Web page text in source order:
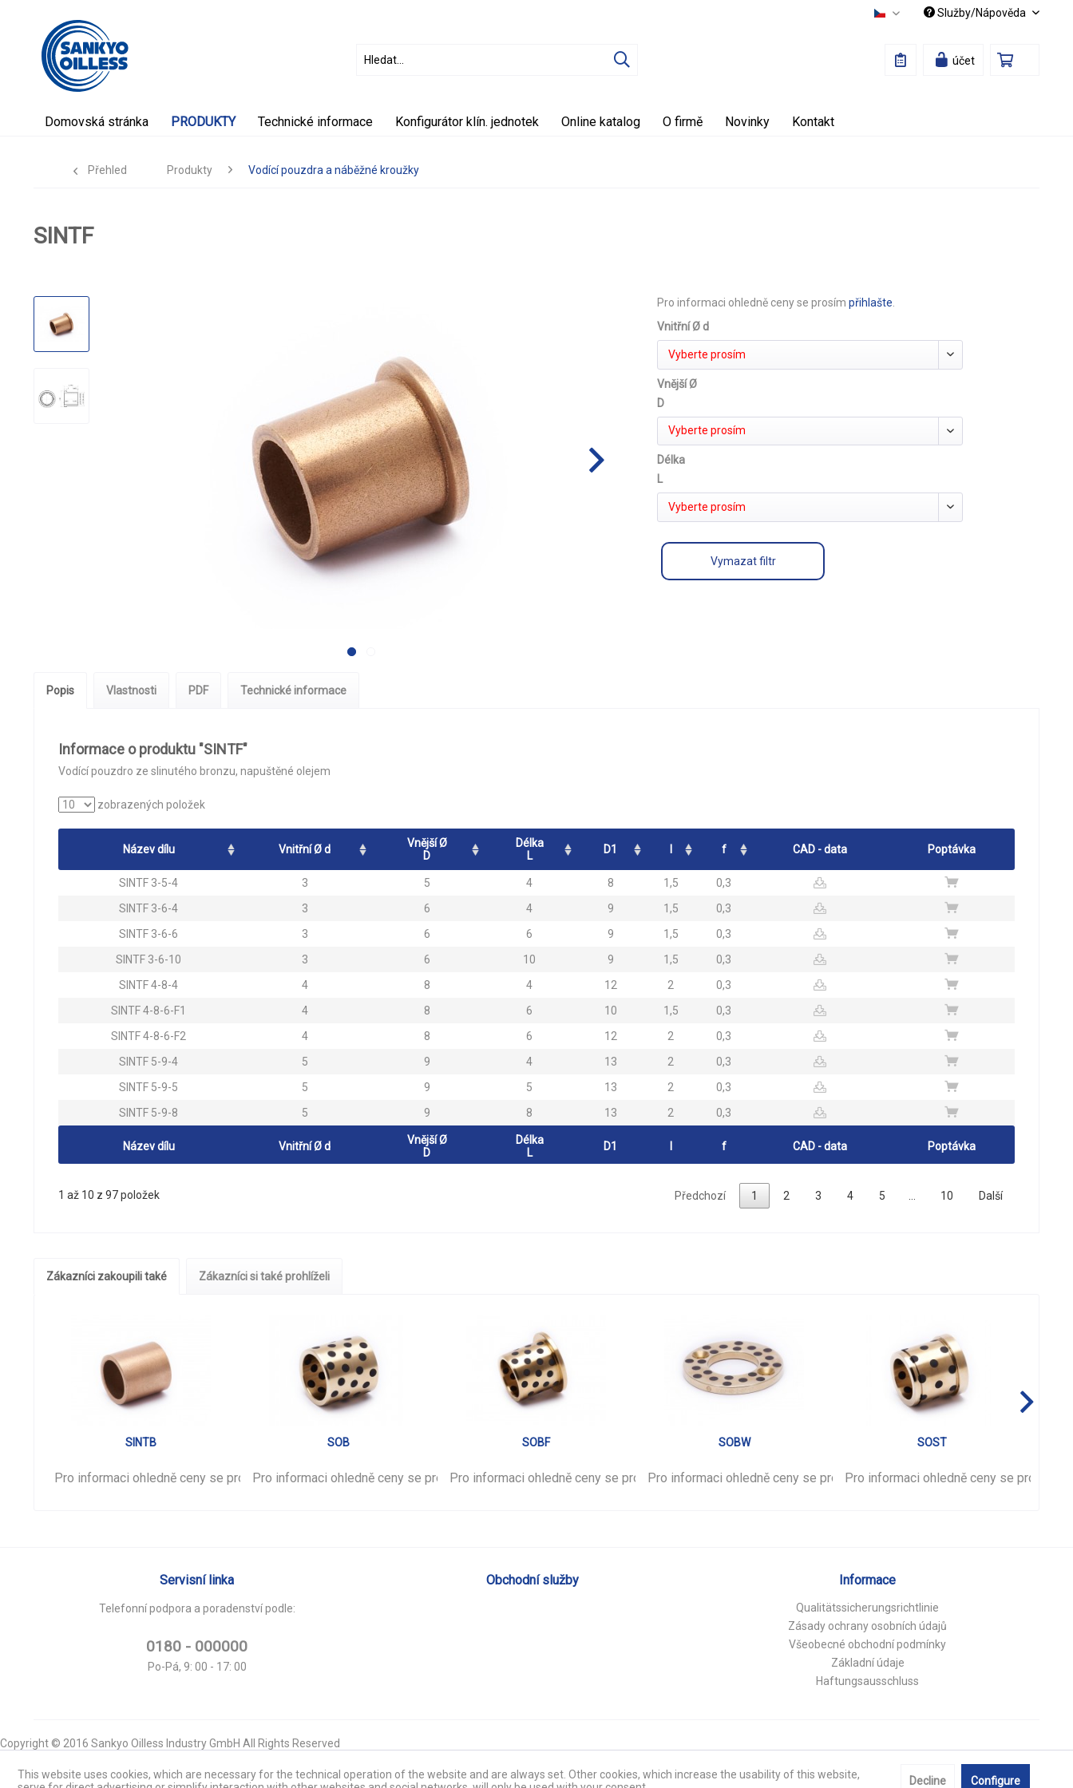
Česky Služby/Nápověda
účet
Domovská stránka PRODUKTY Technické informace Konfigurátor klín. jednotek Online katalog O firmě Novinky Kontakt
Přehled Produkty Vodící pouzdra a náběžné kroužky
SINTF
Pro informaci ohledně ceny se prosímpřihlašte
Vnitřní Ø d
Vyberte prosím
Vnější Ø
D
Vyberte prosím
Délka
L
Vyberte prosím
Vymazat filtr
Popis Vlastnosti PDF Technické informace
Informace o produktu "SINTF"
Vodící pouzdro ze slinutého bronzu, napuštěné olejem
zobrazených položek
Název dílu Vnitřní Ø d
Vnější Ø
D
Délka
L
D1 f CAD - data Poptávka
SINTF 3-5-4 3 5 4 8 1,5
0,3
SINTF 3-6-4
3 6 4 9 1,5
0,3
SINTF 3-6-6
3 6 6 9 1,5
0,3
SINTF 3-6-10
3 6 10 9 1,5
0,3
SINTF 4-8-4
4 8 4 12 2
0,3
SINTF 4-8-6-F1
4 8 6 10 1,5
0,3
SINTF 4-8-6-F2
4 8 6 12 2
0,3
SINTF 5-9-4
5 9 4 13 2
0,3
SINTF 5-9-5
5 9 5 13 2
0,3
SINTF 5-9-8
5 9 8 13 2 0,3
Název dílu Vnitřní Ø d
Vnější Ø
D
Délka
L
D1 f CAD - data Poptávka
1 až 10 z 97 položek Předchozí 1 2 3 4 5 10 Další
Zákazníci zakoupili také Zákazníci si také prohlíželi
SINTB
Pro informaci ohledně ceny se prosímpřihlašte.
SOB
Pro informaci ohledně ceny se prosímpřihlašte.
SOBF
Pro informaci ohledně ceny se prosímpřihlašte.
SOBW
Pro informaci ohledně ceny se prosímpřihlašte.
SOST
Pro informaci ohledně ceny se prosím
Servisní linka
Telefonní podpora a poradenství podle:
0180 - 000000
Po-Pá, 9: 00 - 17: 00
Obchodní služby Informace
Qualitätssicherungsrichtlinie
Zásady ochrany osobních údajů
Všeobecné obchodní podmínky
Základní údaje
Haftungsausschluss
Copyright © 2016 Sankyo Oilless Industry GmbH All Rights Reserved
This website uses cookies, which are necessary for the technical operation of the website and are always set. Other cookies, which increase the usability of this website,
Decline Configure